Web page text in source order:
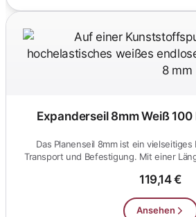
Expanderseil 8mm Weiß
Das Planenseil 8mm ist ein
Transport und Befestigung. Mit einer
119,14 €
Ansehen